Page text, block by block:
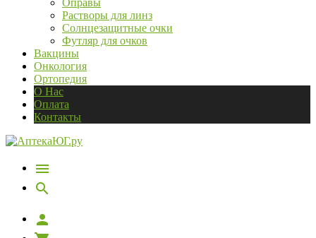
Оправы
Растворы для линз
Солнцезащитные очки
Футляр для очков
Вакцины
Онкология
Ортопедия
О Нас
Оплата
Контакты